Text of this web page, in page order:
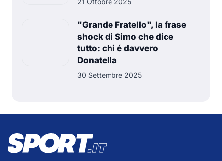
21 Ottobre 2025
"Grande Fratello", la frase
shock di Simo che dice
tutto: chi é davvero
Donatella
30 Settembre 2025